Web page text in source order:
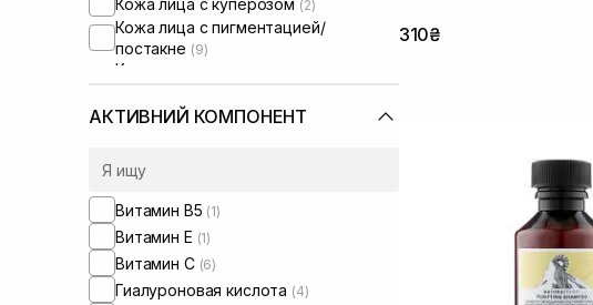
(2)
Кожа лица с пигментацией/
постакне (9)
Кожа лица с расширенными порами
Жирная кожа головы(1)
Проблемная кожа головы
АКТИВНИЙ КОМПОНЕНТ
Витамин B5 (1)
Витамин Е (1)
Витамин C (6)
Гиалуроновая кислота (4)
310₴